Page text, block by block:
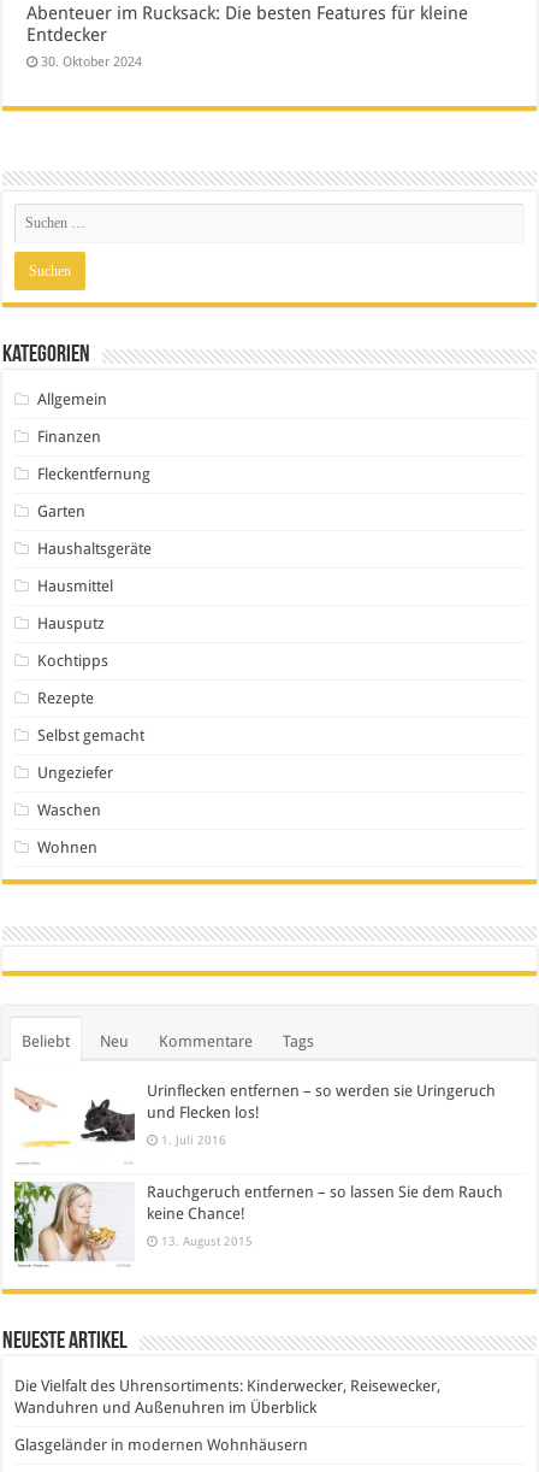
Abenteuer im Rucksack: Die besten Features für kleine
Entdecker
30. Oktober 2024
Kategorien
Allgemein
Finanzen
Fleckentfernung
Garten
Haushaltsgeräte
Hausmittel
Hausputz
Kochtipps
Rezepte
Selbst gemacht
Ungeziefer
Waschen
Wohnen
Beliebt Neu Kommentare Tags
Urinflecken entfernen – so werden sie Uringeruch
und Flecken los!
1. Juli 2016
Rauchgeruch entfernen – so lassen Sie dem Rauch
keine Chance!
13. August 2015
Neueste Artikel
Die Vielfalt des Uhrensortiments: Kinderwecker, Reisewecker,
Wanduhren und Außenuhren im Überblick
Glasgeländer in modernen Wohnhäusern